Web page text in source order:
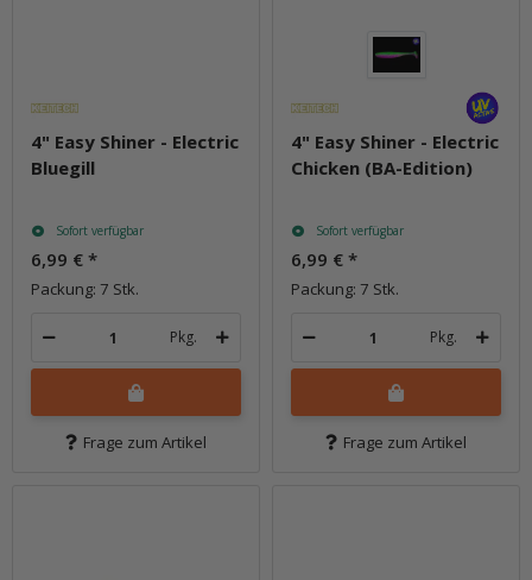
4" Easy Shiner - Electric
Bluegill
Sofort verfügbar
6,99 € *
Packung: 7 Stk.
Pkg.
Frage zum Artikel
4" Easy Shiner - Electric
Chicken (BA-Edition)
Sofort verfügbar
6,99 € *
Packung: 7 Stk.
Pkg.
Frage zum Artikel